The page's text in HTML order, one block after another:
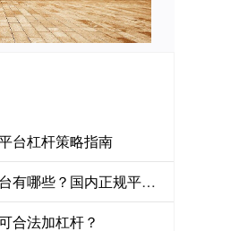
台杠杆策略指南
有杠杆的股票交易平台有哪些？国内正规平台推荐
合法加杠杆？